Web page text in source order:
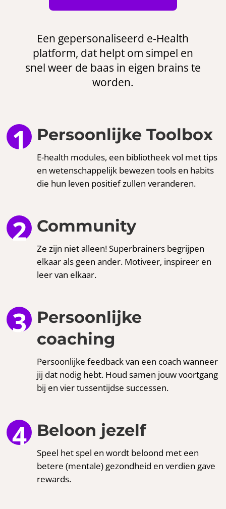
Een gepersonaliseerd e-Health
platform, dat helpt om simpel en
snel weer de baas in eigen brains te
worden.
Persoonlijke Toolbox
E-health modules, een bibliotheek vol met tips
en wetenschappelijk bewezen tools en habits
die hun leven positief zullen veranderen.
Community
Ze zijn niet alleen! Superbrainers begrijpen
elkaar als geen ander. Motiveer, inspireer en
leer van elkaar.
Persoonlijke
coaching
Persoonlijke feedback van een coach wanneer
jij dat nodig hebt. Houd samen jouw voortgang
bij en vier tussentijdse successen.
Beloon jezelf
Speel het spel en wordt beloond met een
betere (mentale) gezondheid en verdien gave
rewards.